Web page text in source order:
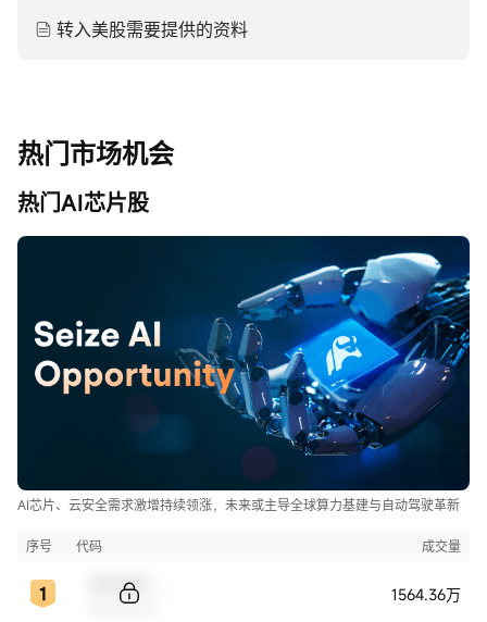
转入美股需要提供的资料
热门市场机会
热门AI芯片股
AI芯片、云安全需求激增持续领涨，未来或主导全球算力基建与自动驾驶革新
序号 代码 成交量
1564.36万